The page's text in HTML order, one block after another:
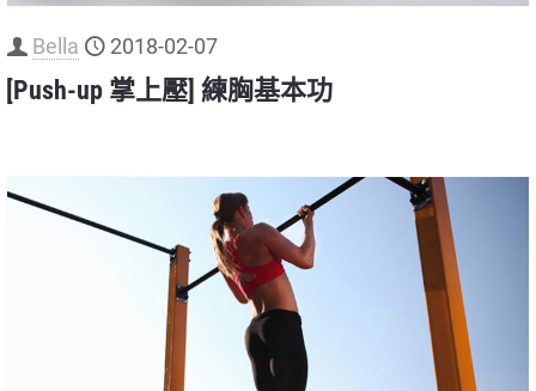
Bella 2018-02-07
[Push-up 掌上壓] 練胸基本功